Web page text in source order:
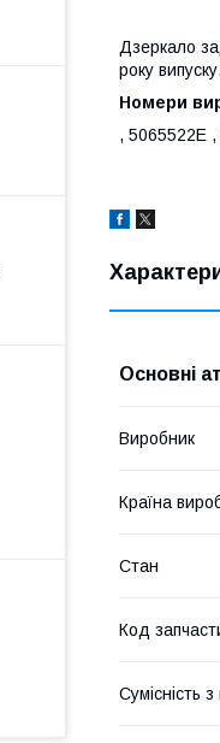
Дзеркало
року
Номери
, 5065522E
Основні
Виробник
Країна
Стан
Код
Сумісність